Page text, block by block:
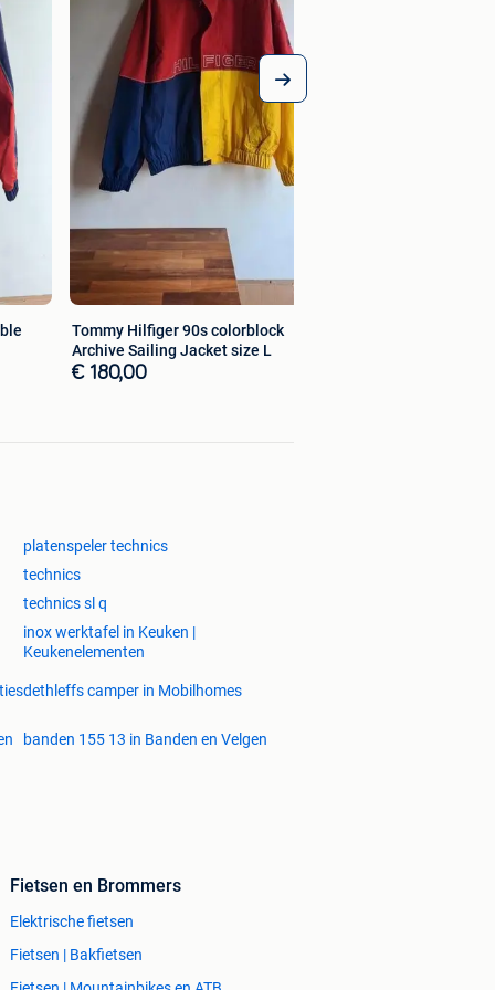
Tommy Hilfiger 90s colorblock
Archive Sailing Jacket size L
€ 180,00
platenspeler technics
technics
technics sl q
inox werktafel in Keuken |
Keukenelementen
dethleffs camper in Mobilhomes
banden 155 13 in Banden en Velgen
Fietsen en Brommers
Elektrische fietsen
Fietsen | Bakfietsen